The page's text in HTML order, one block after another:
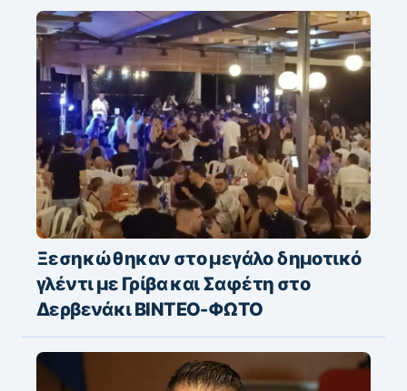
Ξεσηκώθηκαν στο μεγάλο δημοτικό
γλέντι με Γρίβα και Σαφέτη στο
Δερβενάκι ΒΙΝΤΕΟ-ΦΩΤΟ